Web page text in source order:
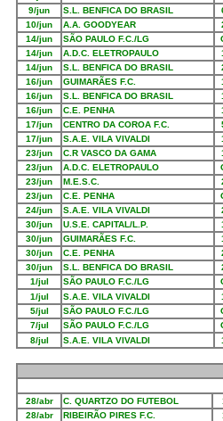
9/jun
S.L. BENFICA DO BRASIL
10/jun
A.A. GOODYEAR
14/jun
SÃO PAULO F.C./LG
14/jun
A.D.C. ELETROPAULO
14/jun
S.L. BENFICA DO BRASIL
16/jun
GUIMARÃES F.C.
16/jun
S.L. BENFICA DO BRASIL
16/jun
C.E. PENHA
17/jun
CENTRO DA COROA F.C.
17/jun
S.A.E. VILA VIVALDI
23/jun
C.R VASCO DA GAMA
23/jun
A.D.C. ELETROPAULO
23/jun
M.E.S.C.
23/jun
C.E. PENHA
24/jun
S.A.E. VILA VIVALDI
30/jun
U.S.E. CAPITAL/L.P.
30/jun
GUIMARÃES F.C.
30/jun
C.E. PENHA
30/jun
S.L. BENFICA DO BRASIL
1/jul
SÃO PAULO F.C./LG
1/jul
S.A.E. VILA VIVALDI
5/jul
SÃO PAULO F.C./LG
7/jul
SÃO PAULO F.C./LG
8/jul
S.A.E. VILA VIVALDI
28/abr C. QUARTZO DO FUTEBOL
28/abr
RIBEIRÃO PIRES F.C.